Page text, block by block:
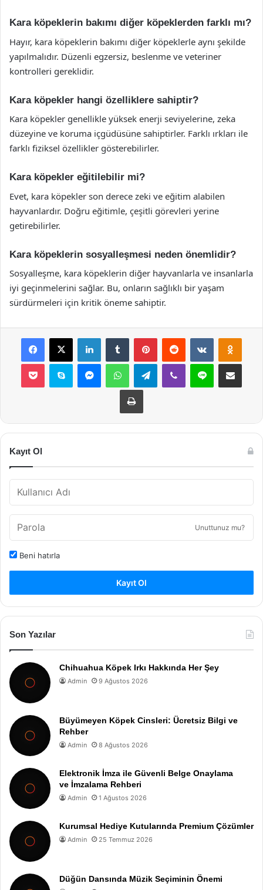
Kara köpeklerin bakımı diğer köpeklerden farklı mı?
Hayır, kara köpeklerin bakımı diğer köpeklerle aynı şekilde
yapılmalıdır. Düzenli egzersiz, beslenme ve veteriner
kontrolleri gereklidir.
Kara köpekler hangi özelliklere sahiptir?
Kara köpekler genellikle yüksek enerji seviyelerine, zeka
düzeyine ve koruma içgüdüsüne sahiptirler. Farklı ırkları ile
farklı fiziksel özellikler gösterebilirler.
Kara köpekler eğitilebilir mi?
Evet, kara köpekler son derece zeki ve eğitim alabilen
hayvanlardır. Doğru eğitimle, çeşitli görevleri yerine
getirebilirler.
Kara köpeklerin sosyalleşmesi neden önemlidir?
Sosyalleşme, kara köpeklerin diğer hayvanlarla ve insanlarla
iyi geçinmelerini sağlar. Bu, onların sağlıklı bir yaşam
sürdürmeleri için kritik öneme sahiptir.
Facebook
X LinkedInTumblr PinterestReddit VKontakte
Pocket Skype MessengerWhatsAppTelegramViber Line E-Posta ile
Yazdır
Kayıt Ol
Unuttunuz mu?
Beni hatırla
Kayıt Ol
Son Yazılar
Chihuahua Köpek Irkı Hakkında Her Şey
Admin 9 Ağustos 2026
Büyümeyen Köpek Cinsleri: Ücretsiz Bilgi ve
Rehber
Admin 8 Ağustos 2026
Elektronik İmza ile Güvenli Belge Onaylama
ve İmzalama Rehberi
Admin 1 Ağustos 2026
Kurumsal Hediye Kutularında Premium Çözümler
Admin 25 Temmuz 2026
Düğün Dansında Müzik Seçiminin Önemi